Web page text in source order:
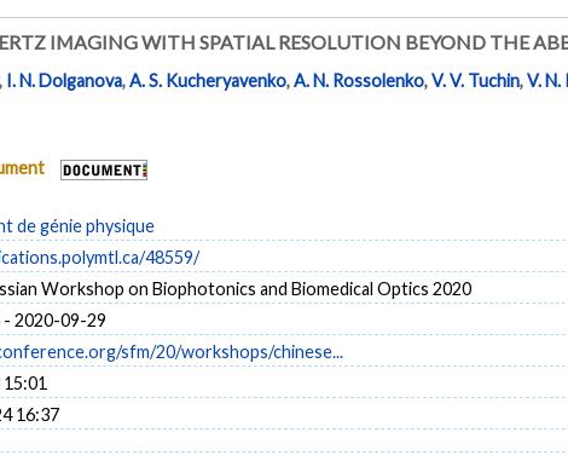
IMAGING WITH SPATIAL RESOLUTION BEYOND THE
, I. N. Dolganova,A. S. Kucheryavenko,A. N. Rossolenko,V. V. Tuchin,V.
de génie physique
48559/
Workshop on Biophotonics and Biomedical Optics 2020
2020-09-29
sfm/20/workshops/chinese...
15:01
16:37